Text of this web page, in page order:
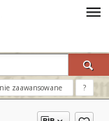
zaawansowane ?